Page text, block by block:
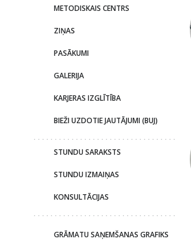
METODISKAIS CENTRS
ZIŅAS
PASĀKUMI
GALERIJA
KARJERAS IZGLĪTĪBA
BIEŽI UZDOTIE JAUTĀJUMI (BUJ)
STUNDU SARAKSTS
STUNDU IZMAIŅAS
KONSULTĀCIJAS
GRĀMATU SAŅEMŠANAS GRAFIKS